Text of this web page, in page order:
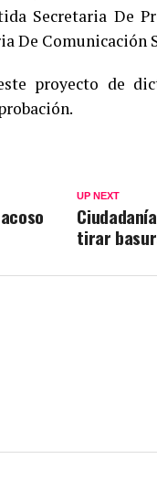
Secretaria De
De Comunicación
proyecto de
UP NEXT
tirar